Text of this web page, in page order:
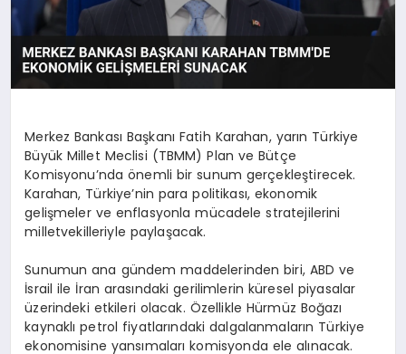
TEKNOLOJI
Merkez Bankası Başkanı Fatih Karahan, yarın Türkiye
Büyük Millet Meclisi (TBMM) Plan ve Bütçe
Komisyonu’nda önemli bir sunum gerçekleştirecek.
Karahan, Türkiye’nin para politikası, ekonomik
gelişmeler ve enflasyonla mücadele stratejilerini
milletvekilleriyle paylaşacak.
Sunumun ana gündem maddelerinden biri, ABD ve
İsrail ile İran arasındaki gerilimlerin küresel piyasalar
üzerindeki etkileri olacak. Özellikle Hürmüz Boğazı
kaynaklı petrol fiyatlarındaki dalgalanmaların Türkiye
ekonomisine yansımaları komisyonda ele alınacak.